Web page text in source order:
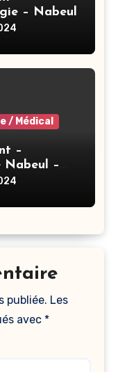
– Nabeul
/ Médical
–
Nabeul –
publiée. Les
avec *